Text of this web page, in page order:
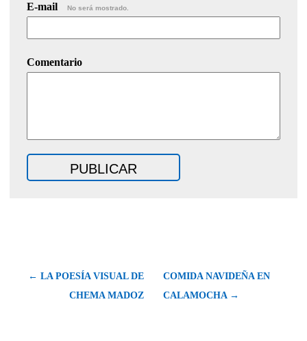
E-mail No será mostrado.
Comentario
← LA POESÍA VISUAL DE
CHEMA MADOZ
COMIDA NAVIDEÑA EN
CALAMOCHA →